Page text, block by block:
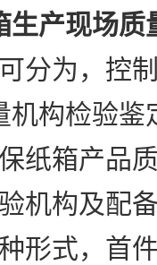
生产现场质
为，控制
机构检验鉴
箱产品质
机构及配
形式，首